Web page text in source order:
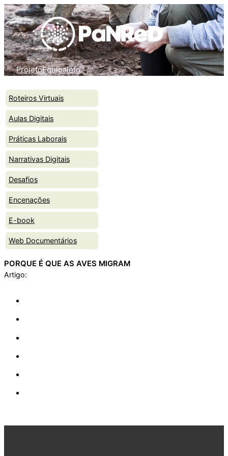
Skip
to
content
ProjetoEquipaInfo
Roteiros Virtuais
Aulas Digitais
Práticas Laborais
Narrativas Digitais
Desafios
Encenações
E-book
Web Documentários
PORQUE É QUE AS AVES MIGRAM
Artigo: